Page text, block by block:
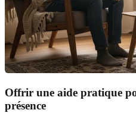
Offrir une aide pratique
présence